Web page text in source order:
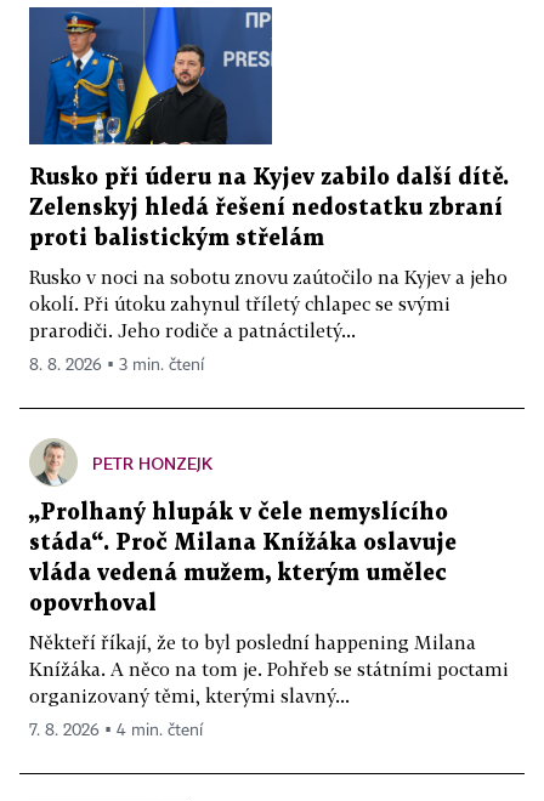
Rusko při úderu na Kyjev zabilo další dítě.
Zelenskyj hledá řešení nedostatku zbraní
proti balistickým střelám
Rusko v noci na sobotu znovu zaútočilo na Kyjev a jeho
okolí. Při útoku zahynul tříletý chlapec se svými
prarodiči. Jeho rodiče a patnáctiletý...
8. 8. 2026 ▪ 3 min. čtení
PETR HONZEJK
„Prolhaný hlupák v čele nemyslícího
stáda“. Proč Milana Knížáka oslavuje
vláda vedená mužem, kterým umělec
opovrhoval
Někteří říkají, že to byl poslední happening Milana
Knížáka. A něco na tom je. Pohřeb se státními poctami
organizovaný těmi, kterými slavný...
7. 8. 2026 ▪ 4 min. čtení